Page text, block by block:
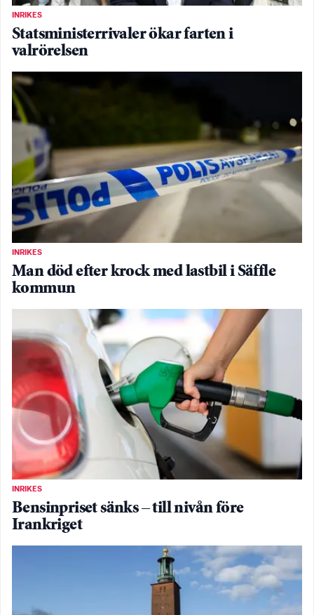
INRIKES
Statsministerrivaler ökar farten i
valrörelsen
INRIKES
Man död efter krock med lastbil i Säffle
kommun
INRIKES
Bensinpriset sänks – till nivån före
Irankriget